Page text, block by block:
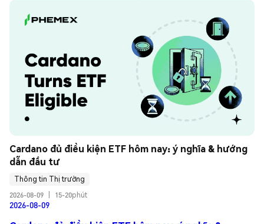
Cardano đủ điều kiện ETF hôm nay: ý nghĩa & hướng
dẫn đầu tư
Thông tin Thị trường
2026-08-09
15-20phút
2026-08-09